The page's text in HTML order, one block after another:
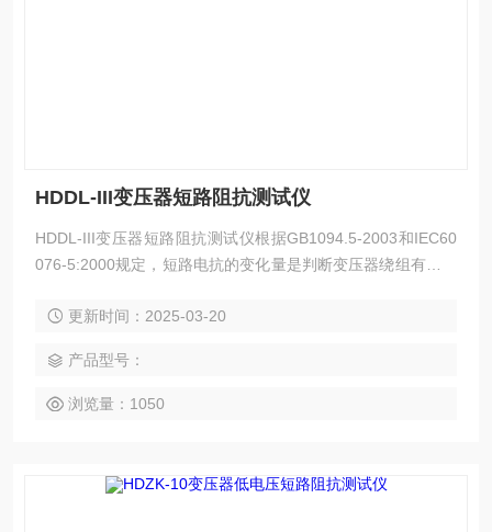
HDDL-III变压器短路阻抗测试仪
HDDL-III变压器短路阻抗测试仪根据GB1094.5-2003和IEC60
076-5:2000规定，短路电抗的变化量是判断变压器绕组有无变
更新时间：2025-03-20
产品型号：
浏览量：1050